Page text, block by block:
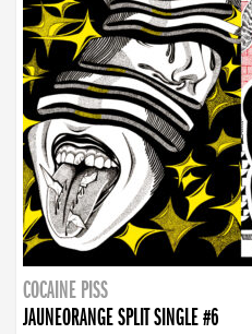
COCAINE PISS
JAUNEORANGE SPLIT SINGLE #6